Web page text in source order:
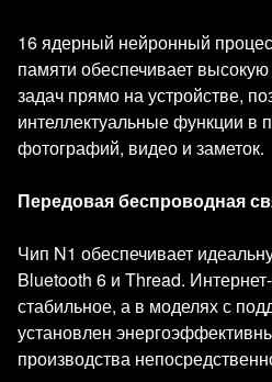
16 ядерный нейронный
памяти обеспечивает высокую
задач прямо на устройстве,
интеллектуальные функции в
фотографий, видео и заметок.
Передовая беспроводная
Чип N1 обеспечивает
Bluetooth 6 и Thread.
стабильное, а в моделях с
установлен
производства